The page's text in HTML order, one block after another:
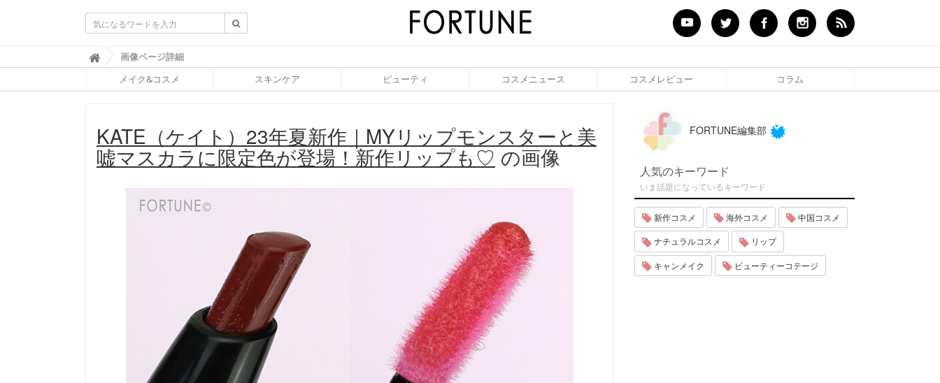
ふ
ぉ
ち
(
F
O
R
画像ページ詳細
メイク&コスメ スキンケア ビューティ コスメニュース コスメレビュー コラム
KATE（ケイト）23年夏新作｜MYリップモンスターと美
嘘マスカラに限定色が登場！新作リップも♡ の画像
FORTUNE編集部
人気のキーワード
いま話題になっているキーワード
新作コスメ 海外コスメ 中国コスメ
ナチュラルコスメ リップ
キャンメイク ビューティーコテージ